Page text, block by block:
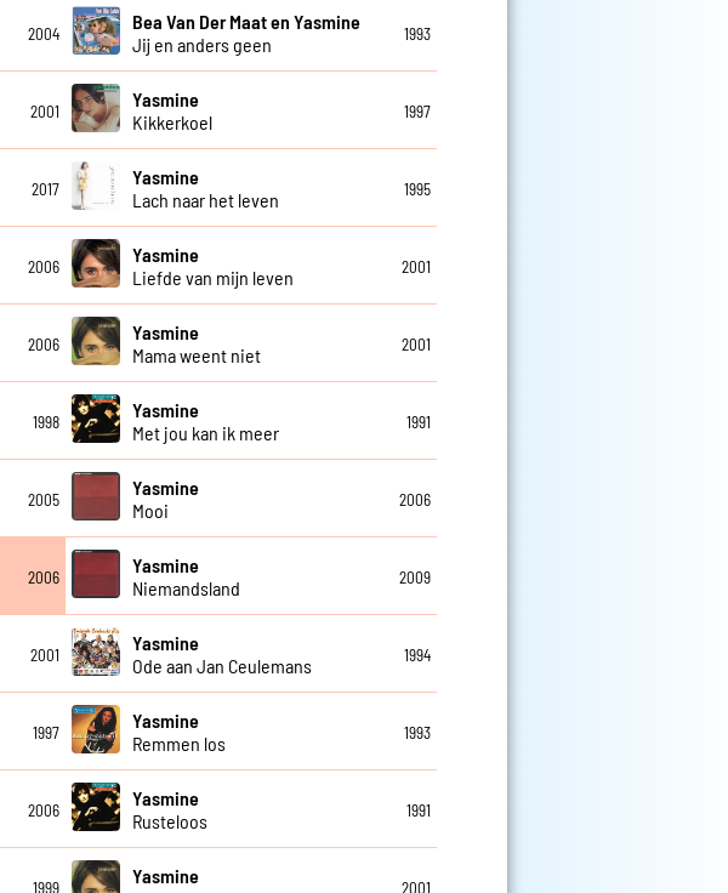
2004
Bea Van Der Maat en Yasmine
Jij en anders geen
1993
2001
Yasmine
Kikkerkoel
1997
2017
Yasmine
Lach naar het leven
1995
2006
Yasmine
Liefde van mijn leven
2001
2006
Yasmine
Mama weent niet
2001
1998
Yasmine
Met jou kan ik meer
1991
2005
Yasmine
Mooi
2006
2006
Yasmine
Niemandsland
2009
2001
Yasmine
Ode aan Jan Ceulemans
1994
1997
Yasmine
Remmen los
1993
2006
Yasmine
Rusteloos
1991
1999
Yasmine
2001